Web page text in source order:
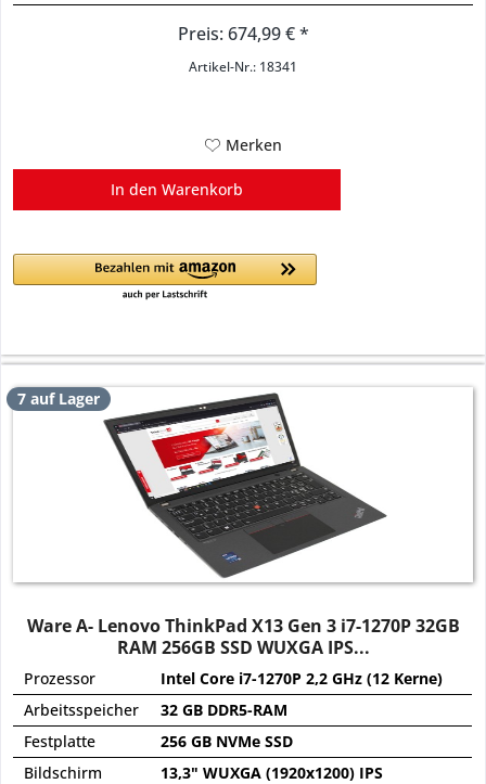
Preis: 674,99 € *
Artikel-Nr.: 18341
Merken
In den Warenkorb
7 auf Lager
Ware A- Lenovo ThinkPad X13 Gen 3 i7-1270P 32GB
RAM 256GB SSD WUXGA IPS...
Prozessor
Intel Core i7-1270P 2,2 GHz (12 Kerne)
Arbeitsspeicher
32 GB DDR5-RAM
Festplatte
256 GB NVMe SSD
Bildschirm
13,3" WUXGA (1920x1200) IPS